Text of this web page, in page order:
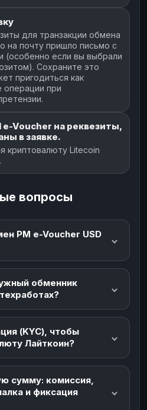
для транзакции обмена
на почту пришло письмо с
(особенно если вы выбрали
Сохраните это
пригодиться как
при
e-Voucher на реквезиты,
в заявке.
криптовалюту Litecoin
вопросы
PM e-Voucher USD
обменник
(KYC), чтобы
Лайткоин?
сумму: комиссия,
и фиксация